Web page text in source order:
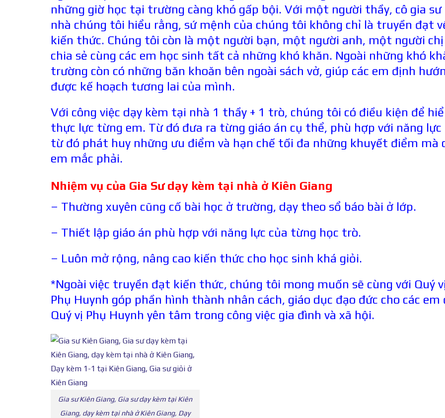
những giờ học tại trường càng khó gấp bội. Với một người thầy, cô gia
nhà chúng tôi hiểu rằng, sứ mệnh của chúng tôi không chỉ là truyền đạt
kiến thức. Chúng tôi còn là một người bạn, một người anh, một người chị
chia sẻ cùng các em học sinh tất cả những khó khăn. Ngoài những khó
trường còn có những băn khoăn bên ngoài sách vở, giúp các em định
được kế hoạch tương lai của mình.
Với công việc dạy kèm tại nhà 1 thầy + 1 trò, chúng tôi có điều kiện để
thực lực từng em. Từ đó đưa ra từng giáo án cụ thể, phù hợp với năng lực
từ đó phát huy những ưu điểm và hạn chế tối đa những khuyết điểm mà
em mắc phải.
Nhiệm vụ của Gia Sư dạy kèm tại nhà ở Kiên Giang
– Thường xuyên cũng cố bài học ở trường, dạy theo sổ báo bài ở lớp.
– Thiết lập giáo án phù hợp với năng lực của từng học trò.
– Luôn mở rộng, nâng cao kiến thức cho học sinh khá giỏi.
*Ngoài việc truyền đạt kiến thức, chúng tôi mong muốn sẽ cùng với Quý
Phụ Huynh góp phần hình thành nhân cách, giáo dục đạo đức cho các em
Quý vị Phụ Huynh yên tâm trong công việc gia đình và xã hội.
Gia sư Kiên Giang, Gia sư dạy kèm tại Kiên
Giang, dạy kèm tại nhà ở Kiên Giang, Dạy